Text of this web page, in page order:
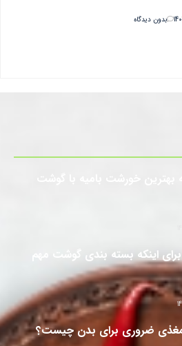
بدون دیدگاه
برای اینکه بسته بندی گوشت مهم